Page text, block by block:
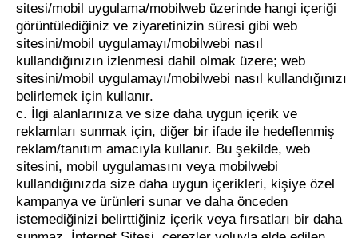
sitesi/mobil uygulama/mobilweb üzerinde hangi içeriği
görüntülediğiniz ve ziyaretinizin süresi gibi web
sitesini/mobil uygulamayı/mobilwebi nasıl
kullandığınızın izlenmesi dahil olmak üzere; web
sitesini/mobil uygulamayı/mobilwebi nasıl kullandığınızı
belirlemek için kullanır.
c. İlgi alanlarınıza ve size daha uygun içerik ve
reklamları sunmak için, diğer bir ifade ile hedeflenmiş
reklam/tanıtım amacıyla kullanır. Bu şekilde, web
sitesini, mobil uygulamasını veya mobilwebi
kullandığınızda size daha uygun içerikleri, kişiye özel
kampanya ve ürünleri sunar ve daha önceden
istemediğinizi belirttiğiniz içerik veya fırsatları bir daha